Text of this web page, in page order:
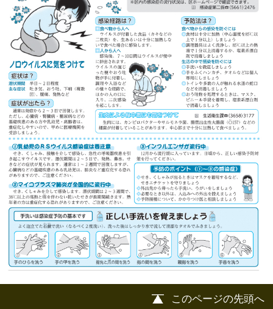
このページの先頭へ
江戸川区時間 江東区時間 葛飾区時間
表示：PC|モバイル
© 2013 art blue Inc.